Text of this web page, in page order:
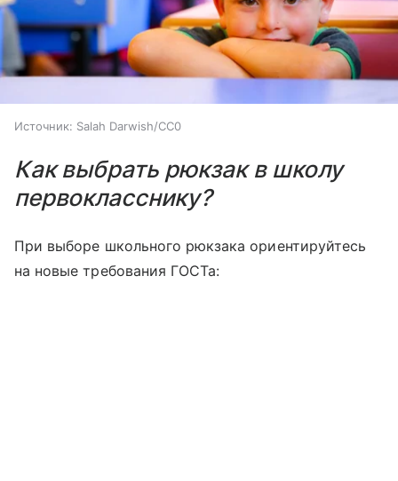
Источник: Salah Darwish/CC0
Как выбрать рюкзак в школу
первокласснику?
При выборе школьного рюкзака ориентируйтесь
на новые требования ГОСТа: